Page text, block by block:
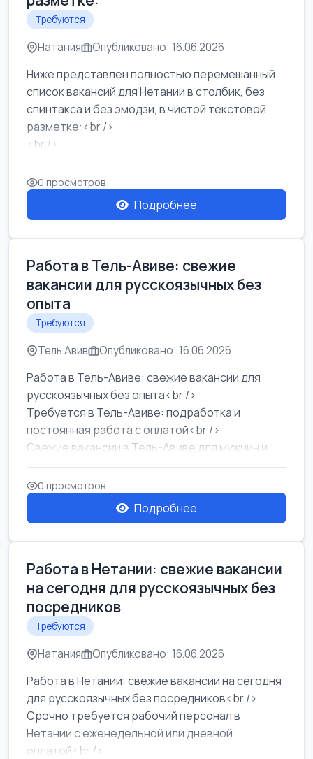
Требуются
Натания Опубликовано: 16.06.2026
Ниже представлен полностью перемешанный
список вакансий для Нетании в столбик, без
спинтакса и без эмодзи, в чистой текстовой
разметке:<br />
<br />
Работа в Нетании на мебельном производстве:
требу...
0 просмотров
Подробнее
Работа в Тель-Авиве: свежие
вакансии для русскоязычных без
опыта
Требуются
Тель Авив Опубликовано: 16.06.2026
Работа в Тель-Авиве: свежие вакансии для
русскоязычных без опыта<br />
Требуется в Тель-Авиве: подработка и
постоянная работа с оплатой<br />
Свежие вакансии в Тель-Авиве для мужчин и
женщин от хозя...
0 просмотров
Подробнее
Работа в Нетании: свежие вакансии
на сегодня для русскоязычных без
посредников
Требуются
Натания Опубликовано: 16.06.2026
Работа в Нетании: свежие вакансии на сегодня
для русскоязычных без посредников<br />
Срочно требуется рабочий персонал в
Нетании с еженедельной или дневной
оплатой<br />